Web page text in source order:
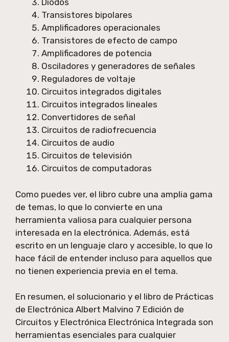
Diodos
Transistores bipolares
Amplificadores operacionales
Transistores de efecto de campo
Amplificadores de potencia
Osciladores y generadores de señales
Reguladores de voltaje
Circuitos integrados digitales
Circuitos integrados lineales
Convertidores de señal
Circuitos de radiofrecuencia
Circuitos de audio
Circuitos de televisión
Circuitos de computadoras
Como puedes ver, el libro cubre una amplia gama
de temas, lo que lo convierte en una
herramienta valiosa para cualquier persona
interesada en la electrónica. Además, está
escrito en un lenguaje claro y accesible, lo que lo
hace fácil de entender incluso para aquellos que
no tienen experiencia previa en el tema.
En resumen, el solucionario y el libro de Prácticas
de Electrónica Albert Malvino 7 Edición de
Circuitos y Electrónica Electrónica Integrada son
herramientas esenciales para cualquier